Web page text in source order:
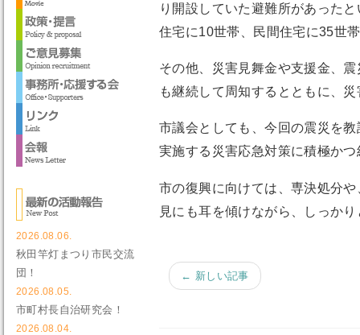
り開設していた避難所があった
住宅に10世帯、民間住宅に35世
その他、災害見舞金や支援金、
も継続して周知するとともに、
市議会としても、今回の震災を
実施する災害応急対策に積極か
市の復興に向けては、専決処分
見にも耳を傾けながら、しっか
← 新しい記事
2026.08.06.
秋田竿灯まつり市民交流
団！
2026.08.05.
市町村長自治研究会！
2026.08.04.